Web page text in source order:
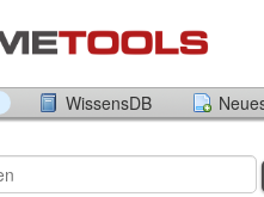
WissensDB